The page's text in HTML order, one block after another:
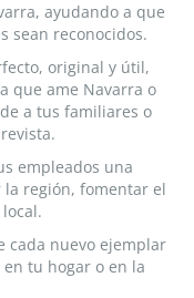
ayudando a que
sean reconocidos.
original y útil,
que ame Navarra o
a tus familiares o
empleados una
región, fomentar el
cada nuevo ejemplar
tu hogar o en la